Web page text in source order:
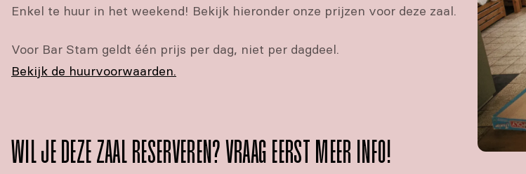
Enkel te huur in het weekend! Bekijk hieronder onze prijzen voor deze zaal.
Voor Bar Stam geldt één prijs per dag, niet per dagdeel.
Bekijk de huurvoorwaarden.
WIL JE DEZE ZAAL RESERVEREN? VRAAG EERST MEER INFO!